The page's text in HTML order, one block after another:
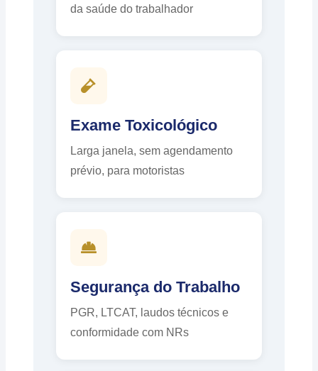
da saúde do trabalhador
Exame Toxicológico
Larga janela, sem agendamento
prévio, para motoristas
Segurança do Trabalho
PGR, LTCAT, laudos técnicos e
conformidade com NRs